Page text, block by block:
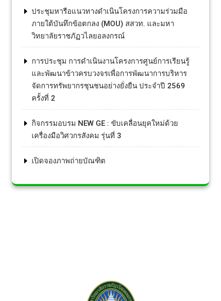
ประชุมหารือแนวทางดำเนินโครงการความร่วมมือ
ภายใต้บันทึกข้อตกลง (MOU) สสวท. และมหา
วิทยาลัยราชภัฏวไลยอลงกรณ์
การประชุม การดำเนินงานโครงการศูนย์การเรียนรู้
และพัฒนาข้าวครบวงจรเพื่อการพัฒนาการบริหาร
จัดการทรัพยากรชุนชนอย่างยั่งยืน ประจำปี 2569
ครั้งที่ 2
กิจกรรมอบรม NEW GE : ขับเคลื่อนยุคใหม่ด้วย
เครื่องมือวิศวกรสังคม รุ่นที่ 3
เปิดจองภาพถ่ายบัณฑิต